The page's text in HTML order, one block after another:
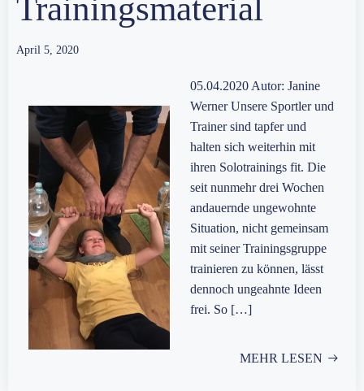
Trainingsmaterial
April 5, 2020
05.04.2020 Autor: Janine
Werner Unsere Sportler und
Trainer sind tapfer und
halten sich weiterhin mit
ihren Solotrainings fit. Die
seit nunmehr drei Wochen
andauernde ungewohnte
Situation, nicht gemeinsam
mit seiner Trainingsgruppe
trainieren zu können, lässt
dennoch ungeahnte Ideen
frei. So […]
MEHR LESEN